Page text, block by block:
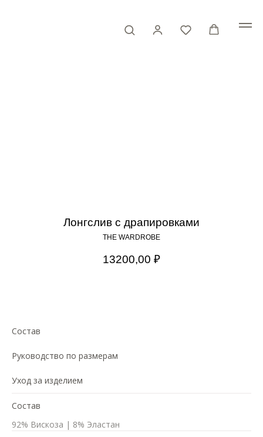
Лонгслив с драпировками
THE WARDROBE
13200,00 ₽
Состав
Руководство по размерам
Уход за изделием
Состав
92% Вискоза | 8% Эластан